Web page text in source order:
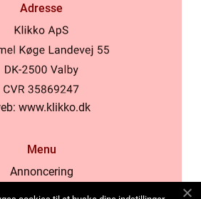
Adresse
www.klikko.dk
Menu
Annoncering